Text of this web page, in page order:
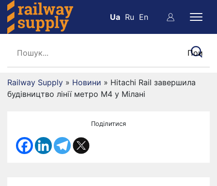
Ua Ru En
Railway Supply » Новини » Hitachi Rail завершила
будівництво лінії метро M4 у Мілані
Поділитися